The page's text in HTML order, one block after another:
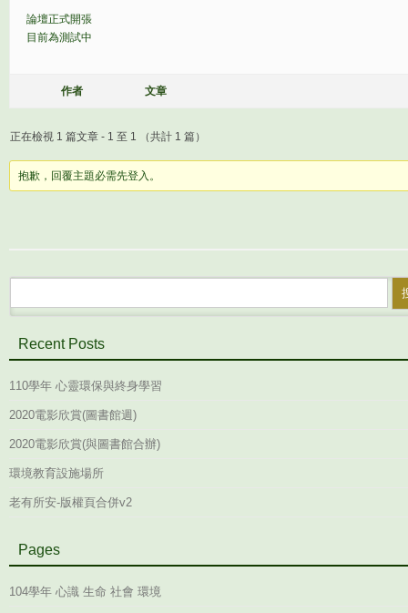
論壇正式開張
目前為測試中
作者 文章
正在檢視 1 篇文章 - 1 至 1 （共計 1 篇）
抱歉，回覆主題必需先登入。
Recent Posts
110學年 心靈環保與終身學習
2020電影欣賞(圖書館週)
2020電影欣賞(與圖書館合辦)
環境教育設施場所
老有所安-版權頁合併v2
Pages
104學年 心識 生命 社會 環境